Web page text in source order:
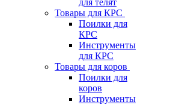
для телят
Товары для КРС
Поилки для
КРС
Инструменты
для КРС
Товары для коров
Поилки для
коров
Инструменты